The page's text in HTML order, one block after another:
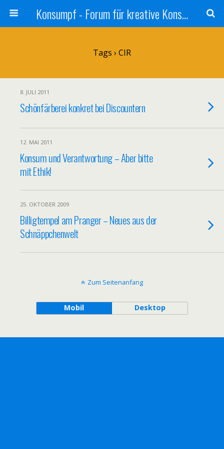
Konsumpf - Forum für kreative Konsumkritik - Culture Jamming, Nachhaltigkeit, Konzernkritik, Adbusting
Tags › CIR
8. JULI 2011
Schönfärberei konkret bei Discountern
12. MAI 2011
Konsum und Verantwortung – Aber bitte
mit Ethik!
25. OKTOBER 2009
Billigtempel am Pranger – Neues aus der
Schnäppchenwelt
Zum Seitenanfang
Mobil Desktop